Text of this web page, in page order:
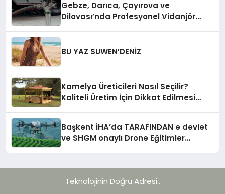
Gebze, Darıca, Çayırova ve
Dilovası’nda Profesyonel Vidanjör
BU YAZ SUWEN’DENİZ
Kamelya Üreticileri Nasıl Seçilir?
Kaliteli Üretim İçin Dikkat Edilmesi
Başkent İHA’da TARAFINDAN e devlet
ve SHGM onaylı Drone Eğitimler
Teknolojinin Doğru Adresi..